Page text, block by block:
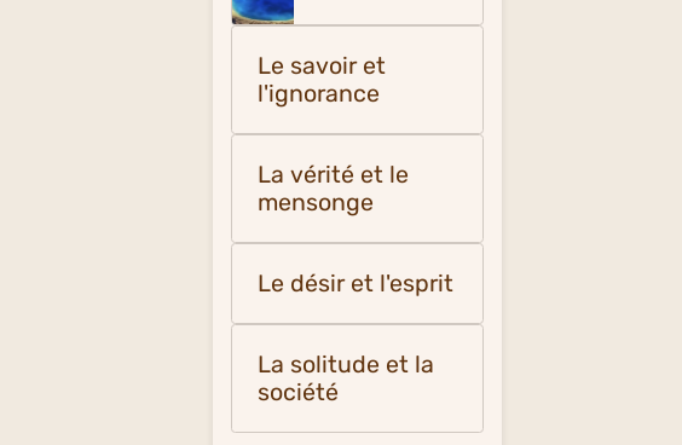
Le savoir et
l'ignorance
La vérité et le
mensonge
Le désir et l'esprit
La solitude et la
société